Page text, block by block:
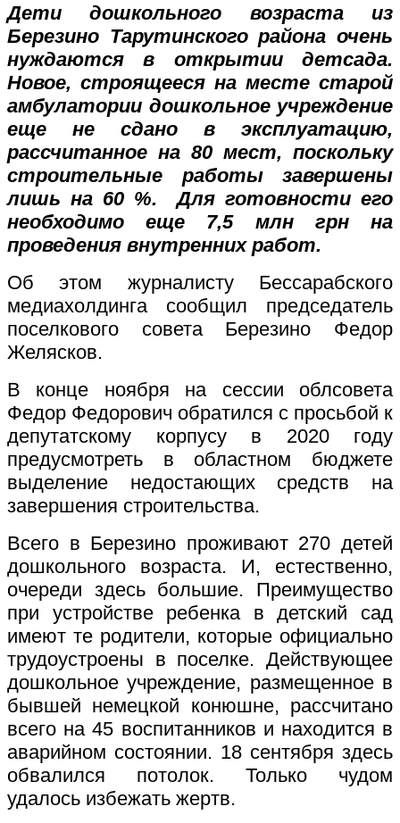
Дети дошкольного возраста из
Березино Тарутинского района очень
нуждаются в открытии детсада.
Новое, строящееся на месте старой
амбулатории дошкольное учреждение
еще не сдано в эксплуатацию,
рассчитанное на 80 мест, поскольку
строительные работы завершены
лишь на 60 %. Для готовности его
необходимо еще 7,5 млн грн на
проведения внутренних работ.
Об этом журналисту Бессарабского
медиахолдинга сообщил председатель
поселкового совета Березино Федор
Желясков.
В конце ноября на сессии облсовета
Федор Федорович обратился с просьбой к
депутатскому корпусу в 2020 году
предусмотреть в областном бюджете
выделение недостающих средств на
завершения строительства.
Всего в Березино проживают 270 детей
дошкольного возраста. И, естественно,
очереди здесь большие. Преимущество
при устройстве ребенка в детский сад
имеют те родители, которые официально
трудоустроены в поселке. Действующее
дошкольное учреждение, размещенное в
бывшей немецкой конюшне, рассчитано
всего на 45 воспитанников и находится в
аварийном состоянии. 18 сентября здесь
обвалился потолок. Только чудом
удалось избежать жертв.